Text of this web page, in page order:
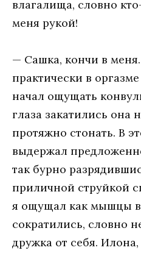
влагалища, словно
меня рукой!
— Сашка, кончи в
практически в
начал ощущать
глаза закатились она
протяжно стонать. В
выдержал
так бурно
приличной струйкой
я ощущал как мышцы
сократились, словно
дружка от себя.